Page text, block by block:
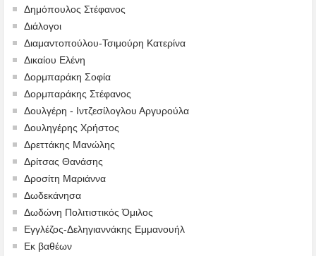
Δημόπουλος Στέφανος
Διάλογοι
Διαμαντοπούλου-Τσιμούρη Κατερίνα
Δικαίου Ελένη
Δορμπαράκη Σοφία
Δορμπαράκης Στέφανος
Δουλγέρη - Ιντζεσίλογλου Αργυρούλα
Δουληγέρης Χρήστος
Δρεττάκης Μανώλης
Δρίτσας Θανάσης
Δροσίτη Μαριάννα
Δωδεκάνησα
Δωδώνη Πολιτιστικός Όμιλος
Εγγλέζος-Δεληγιαννάκης Εμμανουήλ
Εκ βαθέων